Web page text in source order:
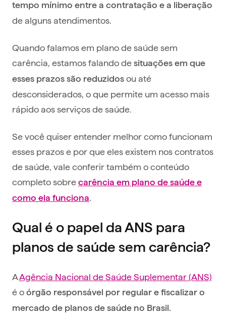
tempo mínimo entre a contratação e a liberação
de alguns atendimentos.
Quando falamos em plano de saúde sem
carência, estamos falando de situações em que
esses prazos são reduzidos ou até
desconsiderados, o que permite um acesso mais
rápido aos serviços de saúde.
Se você quiser entender melhor como funcionam
esses prazos e por que eles existem nos contratos
de saúde, vale conferir também o conteúdo
completo sobre carência em plano de saúde e
como ela funciona.
Qual é o papel da ANS para
planos de saúde sem carência?
AAgência Nacional de Saúde Suplementar (ANS)
é o órgão responsável por regular e fiscalizar o
mercado de planos de saúde no Brasil.